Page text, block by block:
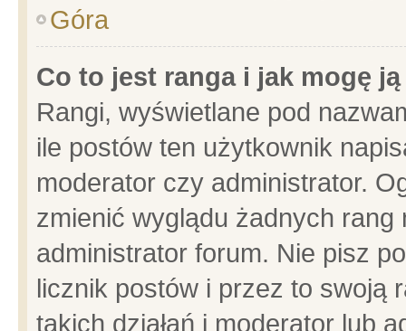
Góra
Co to jest ranga i jak mogę
Rangi, wyświetlane pod
ile postów ten użytkownik
moderator czy administrator.
zmienić wyglądu żadnych
administrator forum. Nie pisz
licznik postów i przez to swoją
takich działań i moderator lub